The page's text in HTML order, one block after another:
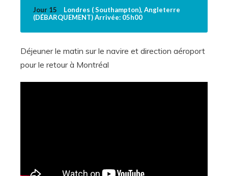
Jour 15
Londres ( Southampton), Angleterre
(DÉBARQUEMENT) Arrivée: 05h00
Déjeuner le matin sur le navire et direction aéroport
pour le retour à Montréal